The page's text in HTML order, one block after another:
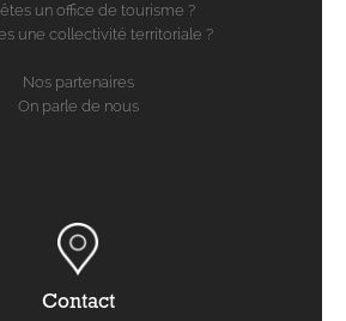
un office de tourisme ?
une collectivité territoriale ?
Nos partenaires
On parle de nous
Contact